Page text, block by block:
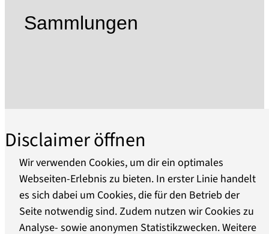
Aufgabe gemacht haben, das Ansehen und die
Präsenz dieser speziellen Kunstgattungen und
Nachlässen und Archiven einen angemessenen
Platz und eine hohe Wertschätzung in der
kulturellen Landschaft der Bundesrepublik
Deutschland findet.
Sie sieht es als gesamtgesellschaftliche Aufgabe
an, Genres wie Karikatur, Cartoon, kritische
Grafik und Komische Kunst ebenso wie deren
Sammlungen
Über uns
Disclaimer öffnen
Wir verwenden Cookies, um dir ein optimales
Webseiten-Erlebnis zu bieten. In erster Linie handelt
es sich dabei um Cookies, die für den Betrieb der
Seite notwendig sind. Zudem nutzen wir Cookies zu
Analyse- sowie anonymen Statistikzwecken. Weitere